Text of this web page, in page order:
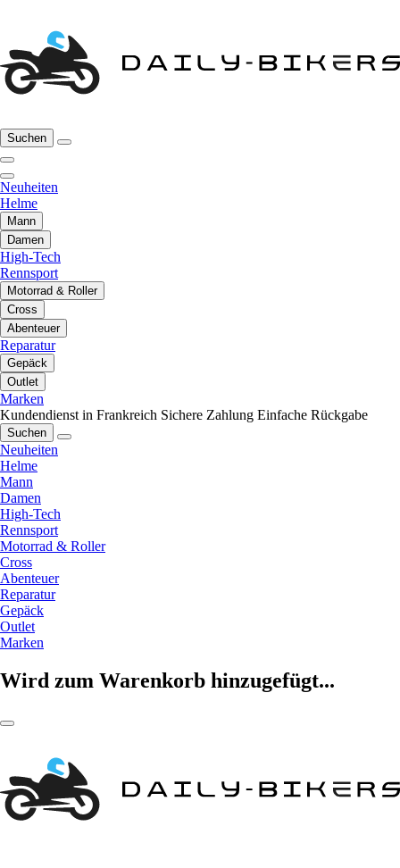
Suchen
Neuheiten
Helme
Mann
Damen
High-Tech
Rennsport
Motorrad & Roller
Cross
Abenteuer
Reparatur
Gepäck
Outlet
Marken
Kundendienst in Frankreich Sichere Zahlung Einfache Rückgabe
Suchen
Neuheiten
Helme
Mann
Damen
High-Tech
Rennsport
Motorrad & Roller
Cross
Abenteuer
Reparatur
Gepäck
Outlet
Marken
Wird zum Warenkorb hinzugefügt...